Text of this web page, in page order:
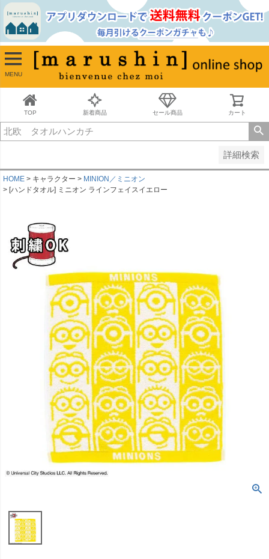
MENU
TOP 新着商品 セール商品 カート
詳細検索
並び順
新着順
古い順
価格が安い順
価格が高い順
キーワードヒット順
HOME キャラクター
MINION／ミニオン
[ハンドタオル] ミニオン ラインフェイスイエロー